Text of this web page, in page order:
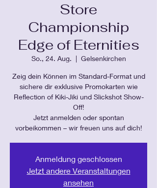
Store
Championship
Edge of Eternities
So., 24. Aug.
  |
Gelsenkirchen
Zeig dein Können im Standard-Format und
sichere dir exklusive Promokarten wie
Reflection of Kiki-Jiki und Slickshot Show-
Off!
Jetzt anmelden oder spontan
vorbeikommen – wir freuen uns auf dich!
Anmeldung geschlossen
Jetzt andere Veranstaltungen
ansehen